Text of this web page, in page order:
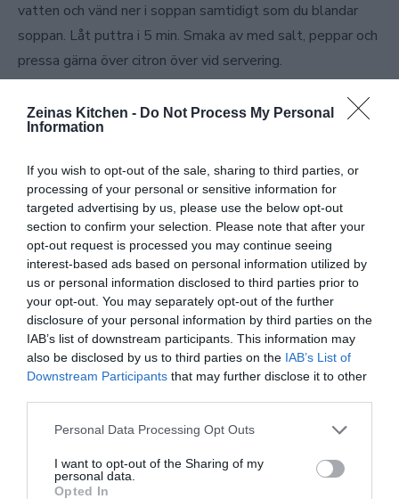
Zeinas Kitchen - Do Not Process My Personal
Information
If you wish to opt-out of the sale, sharing to third parties, or
processing of your personal or sensitive information for
targeted advertising by us, please use the below opt-out
section to confirm your selection. Please note that after your
opt-out request is processed you may continue seeing
interest-based ads based on personal information utilized by
us or personal information disclosed to third parties prior to
your opt-out. You may separately opt-out of the further
disclosure of your personal information by third parties on the
IAB’s list of downstream participants. This information may
also be disclosed by us to third parties on the IAB’s List of
Downstream Participants that may further disclose it to other
Personal Data Processing Opt Outs
I want to opt-out of the Sharing of my
personal data.
Opted In
vatten och vänd ner i soppan samtidigt som du blandar
soppan. Låt puttra i 5 min. Smaka av med salt, peppar och
pressa gärna över citron över vid servering.